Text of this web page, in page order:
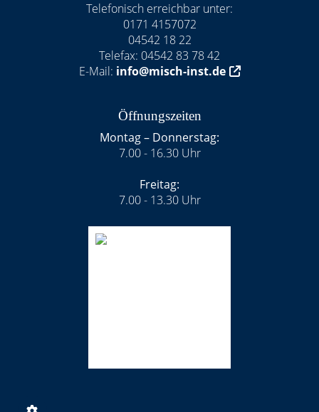
Telefonisch erreichbar unter:
0171 4157072
04542 18 22
Telefax: 04542 83 78 42
E-Mail: info@misch-inst.de
Öffnungszeiten
Montag – Donnerstag:
7.00 - 16.30 Uhr
Freitag:
7.00 - 13.30 Uhr